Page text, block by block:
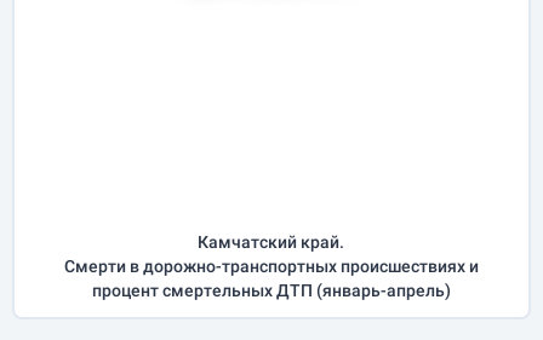
Камчатский край.
Смерти в дорожно-транспортных происшествиях и
процент смертельных ДТП (январь-апрель)